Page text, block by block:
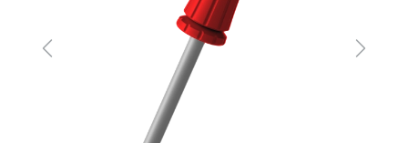
Previous Next